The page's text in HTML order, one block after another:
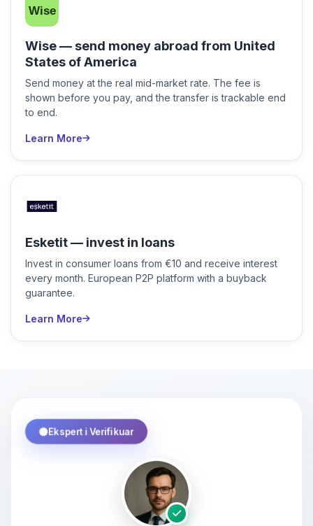
Wise — send money abroad from United
States of America
Send money at the real mid-market rate. The fee is
shown before you pay, and the transfer is trackable end
to end.
Learn More
Esketit — invest in loans
Invest in consumer loans from €10 and receive interest
every month. European P2P platform with a buyback
guarantee.
Learn More
Ekspert i Verifikuar